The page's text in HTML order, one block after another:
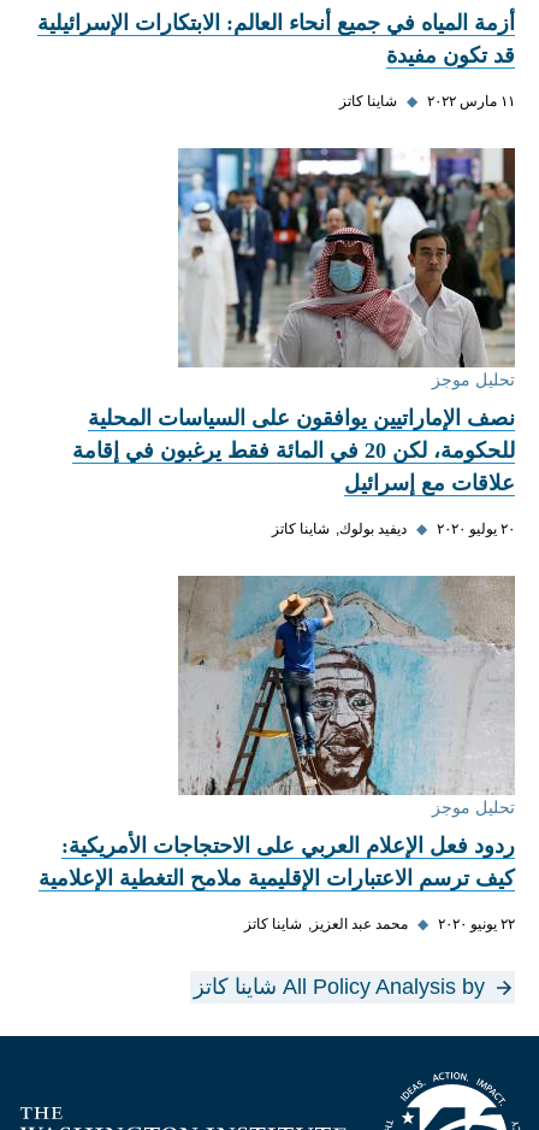
أزمة المياه في جميع أنحاء العالم: الابتكارات الإسرائيلية
قد تكون مفيدة
١١ مارس ٢٠٢٢ ◆ شاينا كاتز
تحليل موجز
نصف الإماراتيين يوافقون على السياسات المحلية
للحكومة، لكن 20 في المائة فقط يرغبون في إقامة
علاقات مع إسرائيل
٢٠ يوليو ٢٠٢٠ ◆ ديفيد بولوك شاينا كاتز
تحليل موجز
ردود فعل الإعلام العربي على الاحتجاجات الأمريكية:
كيف ترسم الاعتبارات الإقليمية ملامح التغطية الإعلامية
٢٢ يونيو ٢٠٢٠ ◆ محمد عبد العزيز شاينا كاتز
All Policy Analysis by شاينا كاتز